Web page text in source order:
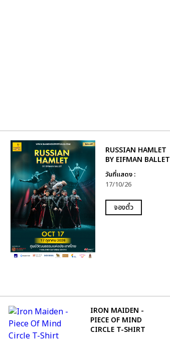
RUSSIAN HAMLET
BY EIFMAN BALLET
วันที่แสดง :
17/10/26
จองตั๋ว
IRON MAIDEN -
PIECE OF MIND
CIRCLE T-SHIRT